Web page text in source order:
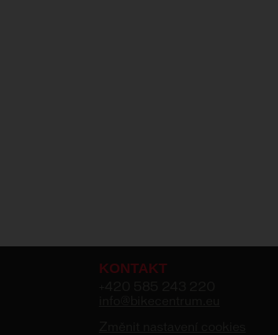
KONTAKT